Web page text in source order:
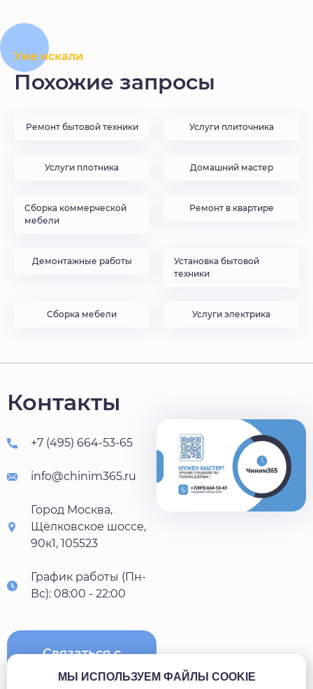
Уже искали
Похожие запросы
Ремонт бытовой техники Услуги плиточника
Услуги плотника Домашний мастер
Сборка коммерческой
мебели
Ремонт в квартире
Демонтажные работы
Установка бытовой
техники
Сборка мебели Услуги электрика
Контакты
+7 (495) 664-53-65
info@chinim365.ru
Город Москва,
Щёлковское шоссе,
90к1, 105523
График работы (Пн-
Вс): 08:00 - 22:00
Связаться с
МЫ ИСПОЛЬЗУЕМ ФАЙЛЫ COOKIE